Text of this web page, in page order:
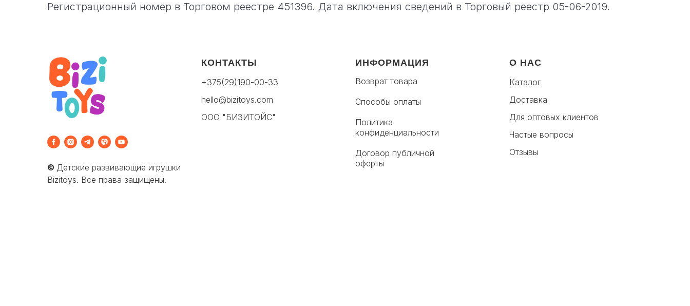
Регистрационный номер в Торговом реестре 451396. Дата включения сведений в Торговый реестр 05-06-2019.
© Детские развивающие игрушки
Bizitoys. Все права защищены.
КОНТАКТЫ
+375(29)190-00-33
hello@bizitoys.com
ООО "БИЗИТОЙС"
ИНФОРМАЦИЯ
Возврат товара
Способы оплаты
Политика
конфиденциальности
Договор публичной
оферты
О НАС
Каталог
Доставка
Для оптовых клиентов
Частые вопросы
Отзывы